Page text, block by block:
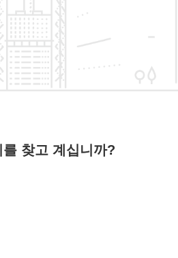
찾고 계십니까?